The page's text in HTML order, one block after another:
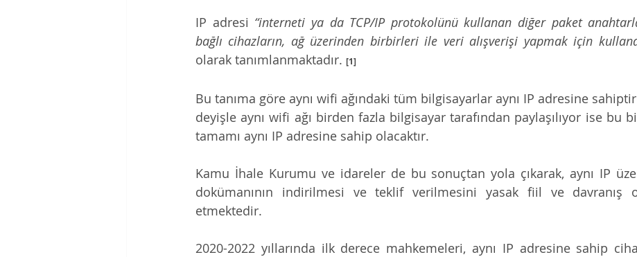
IP adresi “interneti ya da TCP/IP protokolünü kullanan diğer paket
bağlı cihazların, ağ üzerinden birbirleri ile veri alışverişi yapmak için
olarak tanımlanmaktadır. [1]
Bu tanıma göre aynı wifi ağındaki tüm bilgisayarlar aynı IP adresine
deyişle aynı wifi ağı birden fazla bilgisayar tarafından paylaşılıyor ise bu
tamamı aynı IP adresine sahip olacaktır.
Kamu İhale Kurumu ve idareler de bu sonuçtan yola çıkarak, aynı IP
dokümanının indirilmesi ve teklif verilmesini yasak fiil ve davranış
etmektedir.
2020-2022 yıllarında ilk derece mahkemeleri, aynı IP adresine sahip